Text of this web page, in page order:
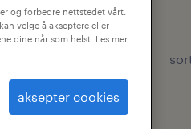
og forbedre nettstedet vårt.
velge å akseptere eller
dine når som helst. Les mer
aksepter cookies